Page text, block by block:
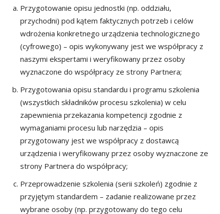
Przygotowanie opisu jednostki (np. oddziału,
przychodni) pod kątem faktycznych potrzeb i celów
wdrożenia konkretnego urządzenia technologicznego
(cyfrowego) – opis wykonywany jest we współpracy z
naszymi ekspertami i weryfikowany przez osoby
wyznaczone do współpracy ze strony Partnera;
Przygotowania opisu standardu i programu szkolenia
(wszystkich składników procesu szkolenia) w celu
zapewnienia przekazania kompetencji zgodnie z
wymaganiami procesu lub narzędzia – opis
przygotowany jest we współpracy z dostawcą
urządzenia i weryfikowany przez osoby wyznaczone ze
strony Partnera do współpracy;
Przeprowadzenie szkolenia (serii szkoleń) zgodnie z
przyjętym standardem – zadanie realizowane przez
wybrane osoby (np. przygotowany do tego celu